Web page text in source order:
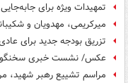
تمهیدات ویژه برای
میرکریمی، مهدویان و
تزریق بودجه جدید برای
عکس/ نشست خبری سخنگوی
مراسم تشییع رهبر شهید،